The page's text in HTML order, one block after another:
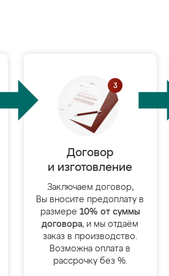
Договор
и изготовление
Заключаем договор,
Вы вносите предоплату в
размере 10% от суммы
договора, и мы отдаём
заказ в производство.
Возможна оплата в
рассрочку без %.